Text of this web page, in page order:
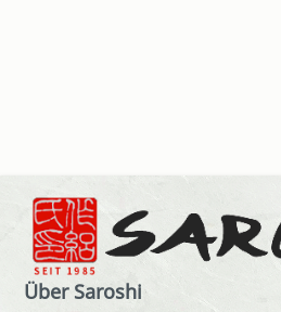
Über Saroshi